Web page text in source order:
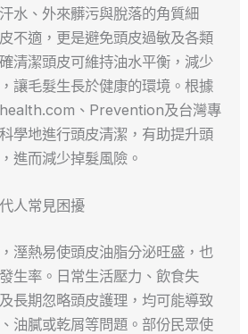
水、外來髒污與脫落的角質細
不適，更是避免頭皮過敏及各類
清潔頭皮可維持油水平衡，減少
讓毛髮生長於健康的環境。根據
、Prevention及台灣專
學地進行頭皮清潔，有助提升頭
進而減少掉髮風險。
人常見困擾
溼熱易使頭皮油脂分泌旺盛，也
生率。日常生活壓力、飲食失
長期忽略頭皮護理，均可能導致
油膩或乾屑等問題。部份民眾使